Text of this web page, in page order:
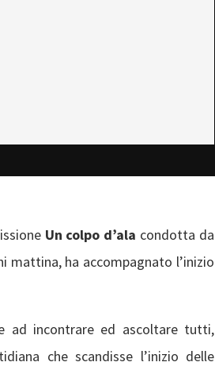
Un colpo d’ala condotta da
mattina, ha accompagnato l’inizio
ad incontrare ed ascoltare tutti,
che scandisse l’inizio delle